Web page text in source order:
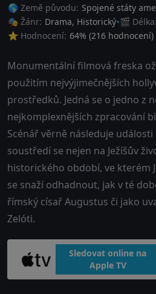
🌎 Země původu: Spojené státy
🎭 Žánr: Drama, Historický 🎬 Délka:
⭐ Hodnocení: 64% (216 hodnocení)
Monumentální filmová freska
použitím nejvýjimečnějších
prostředků. Jedná se o jedno z
nejkomplexnějších zpracování
Scénář věrně následuje
soustředí se nejen na Ježíšův
historického období, ve kterém
se snaží odhadnout, jak v té
římský císař Augustus či jako
Zelóti.
Sledovat online na
Apple TV